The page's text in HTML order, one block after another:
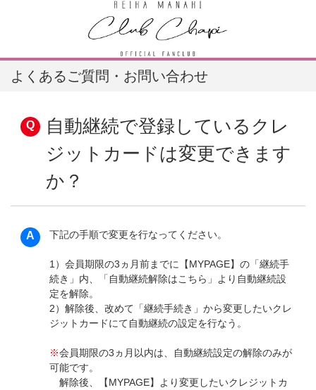
よくあるご質問・お問い合わせ
自動継続で登録しているクレ
ジットカードは変更できます
か？
下記の手順で変更を行なってください。
1）会員期限の3ヵ月前までに【MYPAGE】の「継続手
続き」内、「自動継続解除はこちら」より自動継続設
定を解除。
2）解除後、改めて「継続手続き」から変更したいクレ
ジットカードにて自動継続の設定を行なう。
※会員期限の3ヵ月以内は、自動継続設定の解除のみが
可能です。
解除後、【MYPAGE】より変更したいクレジットカ